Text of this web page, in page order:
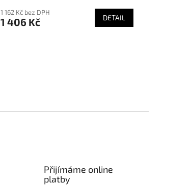
1 162 Kč bez DPH
1 406 Kč DETAIL
Přijímáme online
platby